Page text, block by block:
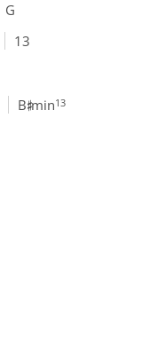
G
13
B♯min13